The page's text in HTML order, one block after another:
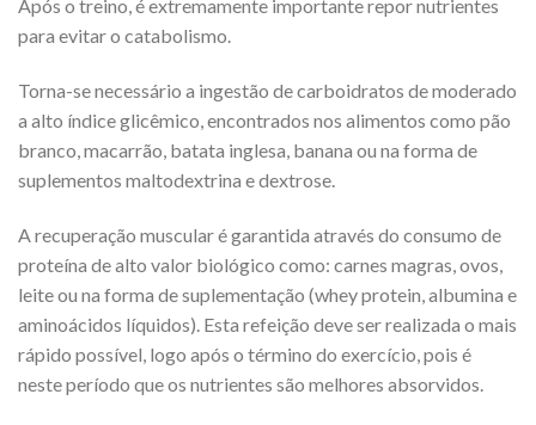
Após o treino, é extremamente importante repor nutrientes
para evitar o catabolismo.
Torna-se necessário a ingestão de carboidratos de moderado
a alto índice glicêmico, encontrados nos alimentos como pão
branco, macarrão, batata inglesa, banana ou na forma de
suplementos maltodextrina e dextrose.
A recuperação muscular é garantida através do consumo de
proteína de alto valor biológico como: carnes magras, ovos,
leite ou na forma de suplementação (whey protein, albumina e
aminoácidos líquidos). Esta refeição deve ser realizada o mais
rápido possível, logo após o término do exercício, pois é
neste período que os nutrientes são melhores absorvidos.